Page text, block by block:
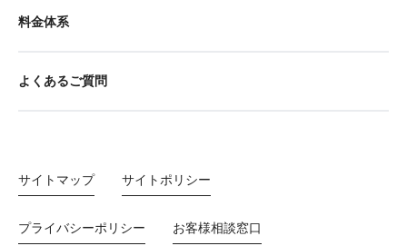
料金体系
よくあるご質問
サイトマップ サイトポリシー
プライバシーポリシー お客様相談窓口